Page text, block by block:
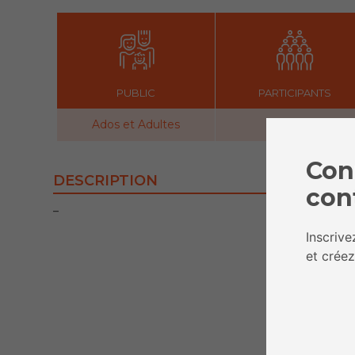
PUBLIC
Ados et Adultes
PARTICIPANTS
DESCRIPTION
–
et